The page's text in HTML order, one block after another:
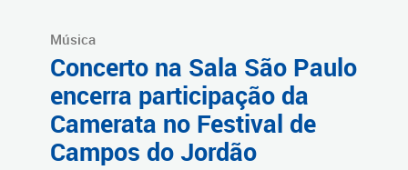
Música
Concerto na Sala São Paulo
encerra participação da
Camerata no Festival de
Campos do Jordão